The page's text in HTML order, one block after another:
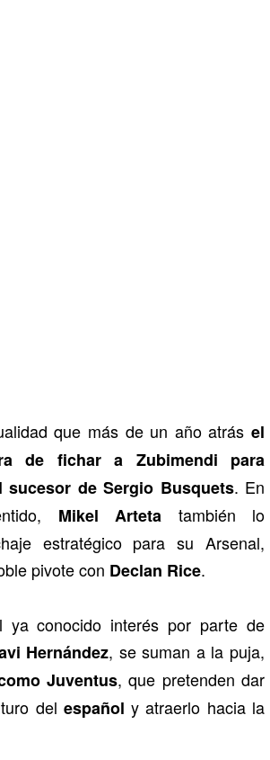
que más de un año atrás el
de fichar a Zubimendi para
de Sergio Busquets. En
Mikel Arteta también lo
estratégico para su Arsenal,
pivote con Declan Rice.
conocido interés por parte de
Hernández, se suman a la puja,
Juventus, que pretenden dar
del español y atraerlo hacia la